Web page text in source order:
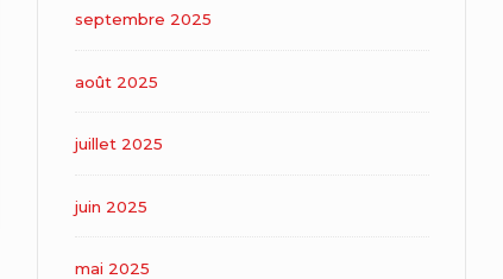
septembre 2025
août 2025
juillet 2025
juin 2025
mai 2025